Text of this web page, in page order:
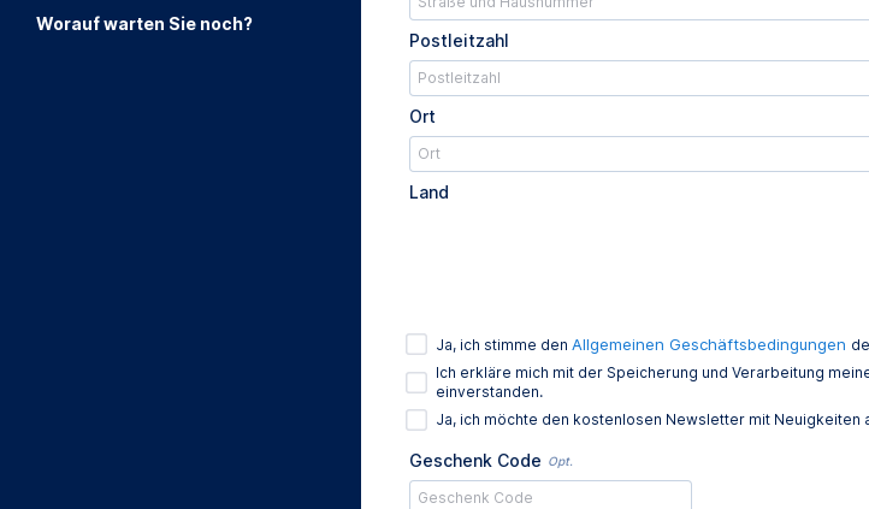
Worauf warten Sie noch?
Postleitzahl
Ort
Land
Ja, ich stimme den Allgemeinen Geschäftsbedingungen
Ich erkläre mich mit der Speicherung und Verarbeitung
einverstanden.
Ja, ich möchte den kostenlosen Newsletter mit
Geschenk Code Opt.